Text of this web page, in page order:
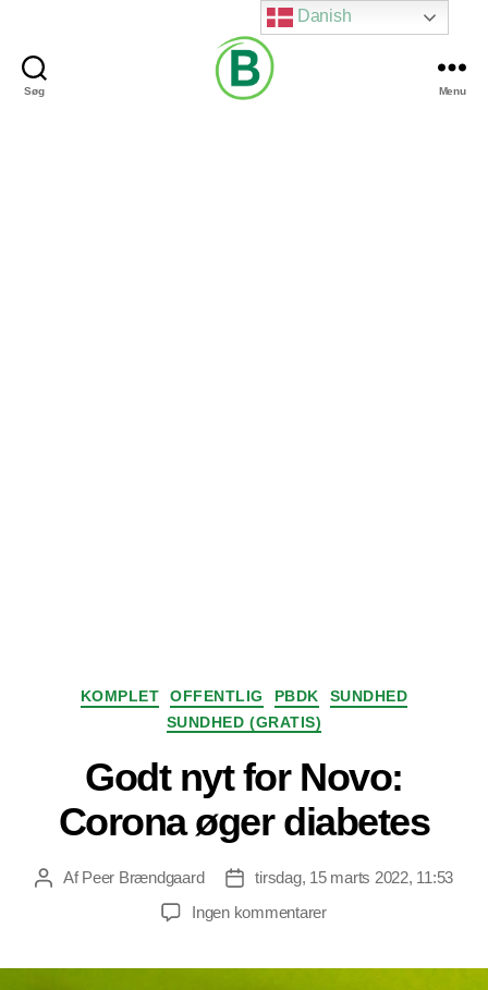
Søg Menu
Kategorier
KOMPLET OFFENTLIG PBDK
SUNDHED
SUNDHED (GRATIS)
Godt nyt for Novo:
Corona øger diabetes
Indlægsforfatter
AfPeer Brændgaard Indlægsdato
tirsdag, 15 marts 2022, 11:53
Ingen kommentarertil
Danish